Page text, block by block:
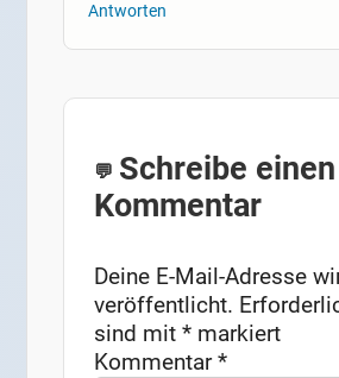
Antworten
Schreibe einen
Kommentar
Deine E-Mail-Adresse
veröffentlicht.
sind mit* markiert
Kommentar*